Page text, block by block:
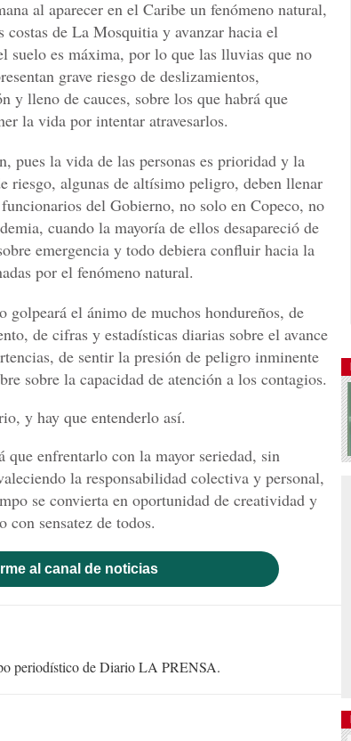
al aparecer en el Caribe un fenómeno natural,
de La Mosquitia y avanzar hacia el
suelo es máxima, por lo que las lluvias que no
grave riesgo de deslizamientos,
y lleno de cauces, sobre los que habrá que
la vida por intentar atravesarlos.
pues la vida de las personas es prioridad y la
riesgo, algunas de altísimo peligro, deben llenar
del Gobierno, no solo en Copeco, no
cuando la mayoría de ellos desapareció de
emergencia y todo debiera confluir hacia la
por el fenómeno natural.
golpeará el ánimo de muchos hondureños, de
de cifras y estadísticas diarias sobre el avance
de sentir la presión de peligro inminente
sobre la capacidad de atención a los contagios.
y hay que entenderlo así.
que enfrentarlo con la mayor seriedad, sin
la responsabilidad colectiva y personal,
se convierta en oportunidad de creatividad y
sensatez de todos.
al canal de noticias
periodístico de Diario LA PRENSA.